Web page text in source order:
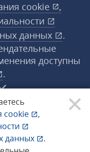
cookie
,
данных
.
cookie
,
данных
.
доступны
.
Все права